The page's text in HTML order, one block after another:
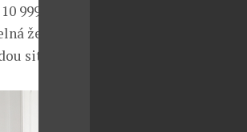
999 Kč, –
žehlící
situaci.